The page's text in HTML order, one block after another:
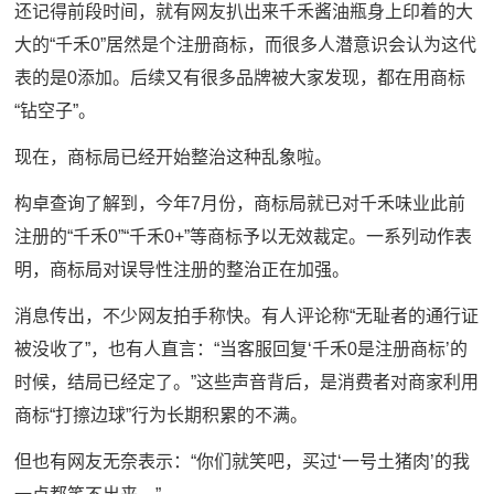
还记得前段时间，就有网友扒出来千禾酱油瓶身上印着的大
大的“千禾0”居然是个注册商标，而很多人潜意识会认为这代
表的是0添加。后续又有很多品牌被大家发现，都在用商标
“钻空子”。
现在，商标局已经开始整治这种乱象啦。
构卓查询了解到，今年7月份，商标局就已对千禾味业此前
注册的“千禾0”“千禾0+”等商标予以无效裁定。一系列动作表
明，商标局对误导性注册的整治正在加强。
消息传出，不少网友拍手称快。有人评论称“无耻者的通行证
被没收了”，也有人直言：“当客服回复‘千禾0是注册商标’的
时候，结局已经定了。”这些声音背后，是消费者对商家利用
商标“打擦边球”行为长期积累的不满。
但也有网友无奈表示：“你们就笑吧，买过‘一号土猪肉’的我